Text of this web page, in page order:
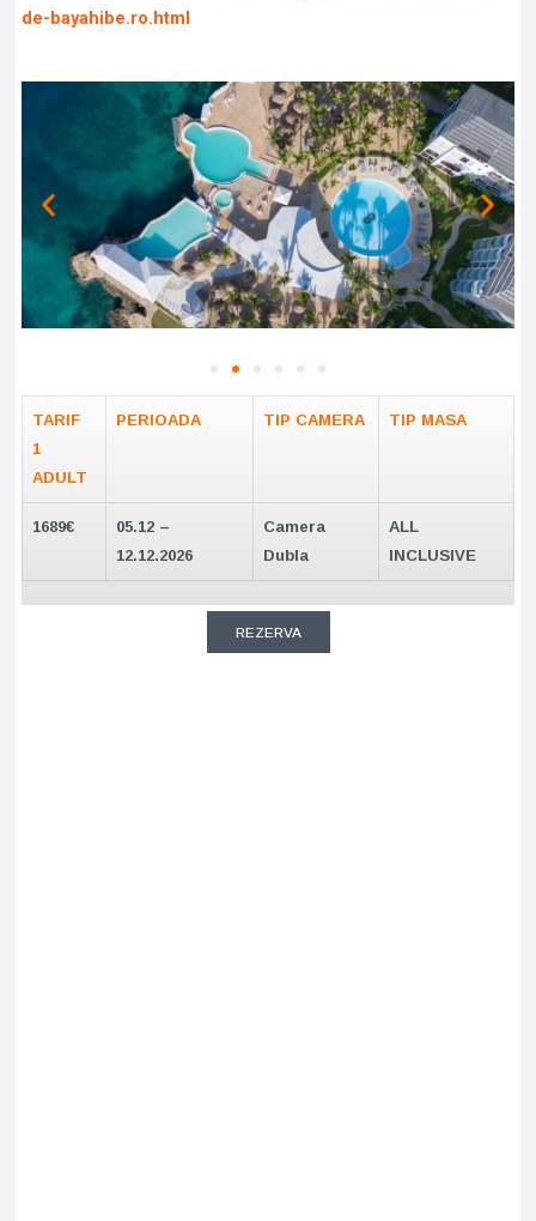
de-bayahibe.ro.html
TARIF
1
ADULT
PERIOADA TIP CAMERA TIP MASA
1689€
05.12 –
12.12.2026
Camera
Dubla
ALL
INCLUSIVE
REZERVA